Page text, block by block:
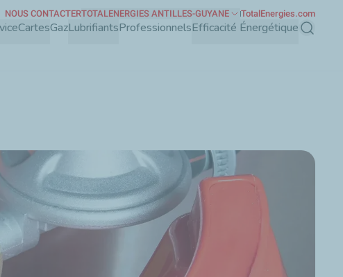
CartesGazLubrifiantsProfessionnelsEfficacité Énergétique
NOUS CONTACTERTOTALENERGIES ANTILLES-GUYANE TotalEnergies.com